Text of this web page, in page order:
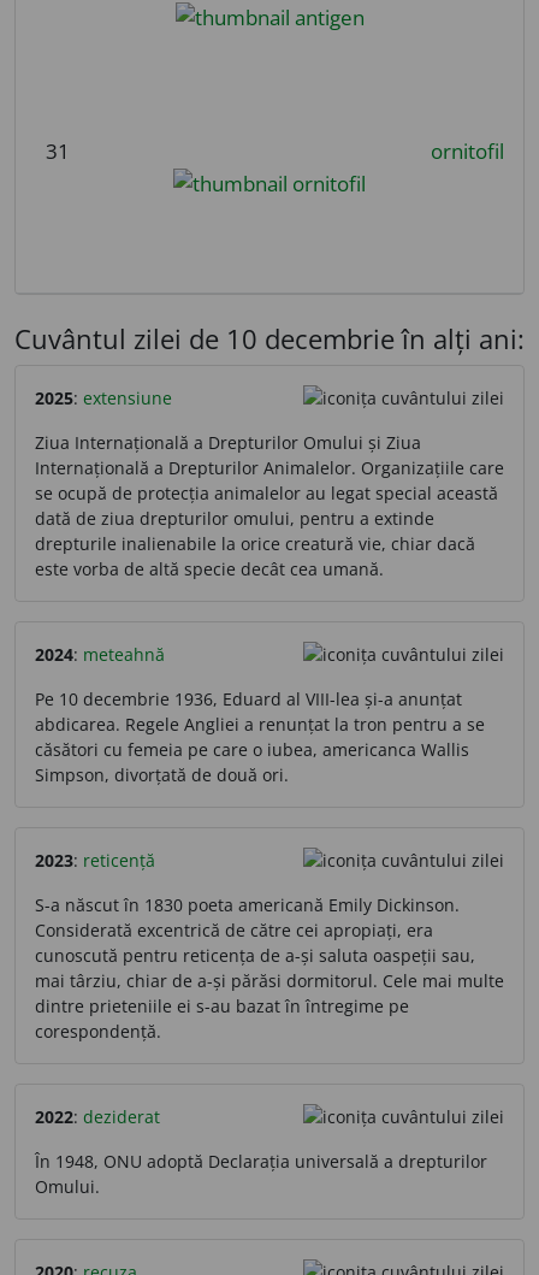
31 ornitofil
Cuvântul zilei de 10 decembrie în alți ani:
2025: extensiune
Ziua Internațională a Drepturilor Omului și Ziua
Internațională a Drepturilor Animalelor. Organizațiile care
se ocupă de protecția animalelor au legat special această
dată de ziua drepturilor omului, pentru a extinde
drepturile inalienabile la orice creatură vie, chiar dacă
este vorba de altă specie decât cea umană.
2024: meteahnă
Pe 10 decembrie 1936, Eduard al VIII-lea și-a anunțat
abdicarea. Regele Angliei a renunțat la tron pentru a se
căsători cu femeia pe care o iubea, americanca Wallis
Simpson, divorțată de două ori.
2023: reticență
S-a născut în 1830 poeta americană Emily Dickinson.
Considerată excentrică de către cei apropiați, era
cunoscută pentru reticența de a-și saluta oaspeții sau,
mai târziu, chiar de a-și părăsi dormitorul. Cele mai multe
dintre prieteniile ei s-au bazat în întregime pe
corespondență.
2022: deziderat
În 1948, ONU adoptă Declarația universală a drepturilor
Omului.